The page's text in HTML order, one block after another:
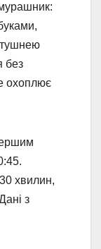
без
охоплює
30 хвилин,
з